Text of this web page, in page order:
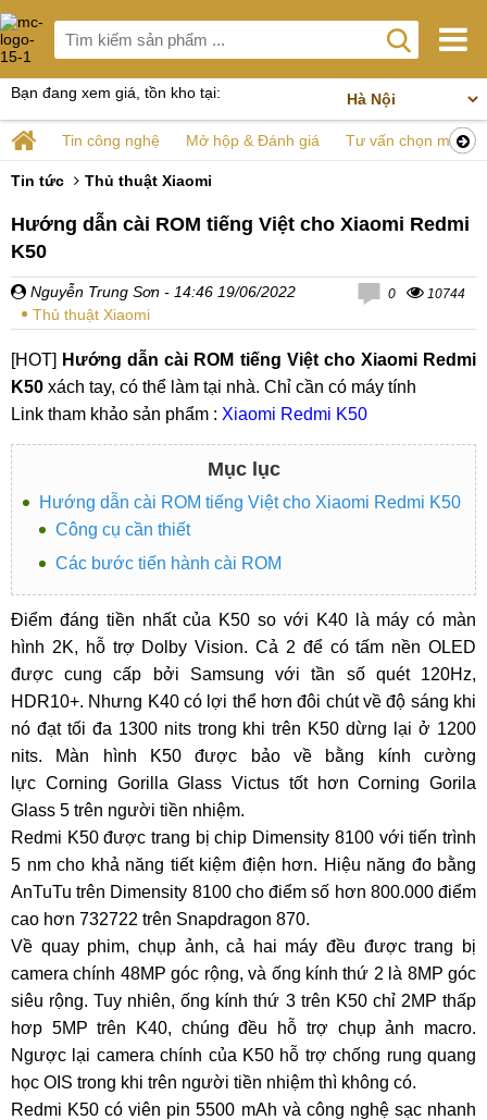
Bạn đang xem giá, tồn kho tại:
Tin công nghệ Mở hộp & Đánh giá Tư vấn chọn mua
Tin tức Thủ thuật Xiaomi
Hướng dẫn cài ROM tiếng Việt cho Xiaomi Redmi
K50
Nguyễn Trung Sơn - 14:46 19/06/2022
Thủ thuật Xiaomi
0 10744
[HOT] Hướng dẫn cài ROM tiếng Việt cho Xiaomi Redmi
K50 xách tay, có thể làm tại nhà. Chỉ cần có máy tính
Link tham khảo sản phẩm : Xiaomi Redmi K50
Mục lục
Hướng dẫn cài ROM tiếng Việt cho Xiaomi Redmi K50
Công cụ cần thiết
Các bước tiến hành cài ROM
Điểm đáng tiền nhất của K50 so với K40 là máy có màn
hình 2K, hỗ trợ Dolby Vision. Cả 2 để có tấm nền OLED
được cung cấp bởi Samsung với tần số quét 120Hz,
HDR10+. Nhưng K40 có lợi thể hơn đôi chút về độ sáng khi
nó đạt tối đa 1300 nits trong khi trên K50 dừng lại ở 1200
nits. Màn hình K50 được bảo về bằng kính cường
lực Corning Gorilla Glass Victus tốt hơn Corning Gorila
Glass 5 trên người tiền nhiệm.
Redmi K50 được trang bị chip Dimensity 8100 với tiến trình
5 nm cho khả năng tiết kiệm điện hơn. Hiệu năng đo bằng
AnTuTu trên Dimensity 8100 cho điểm số hơn 800.000 điểm
cao hơn 732722 trên Snapdragon 870.
Về quay phim, chụp ảnh, cả hai máy đều được trang bị
camera chính 48MP góc rộng, và ống kính thứ 2 là 8MP góc
siêu rộng. Tuy nhiên, ống kính thứ 3 trên K50 chỉ 2MP thấp
hơp 5MP trên K40, chúng đều hỗ trợ chụp ảnh macro.
Ngược lại camera chính của K50 hỗ trợ chống rung quang
học OIS trong khi trên người tiền nhiệm thì không có.
Redmi K50 có viên pin 5500 mAh và công nghệ sạc nhanh